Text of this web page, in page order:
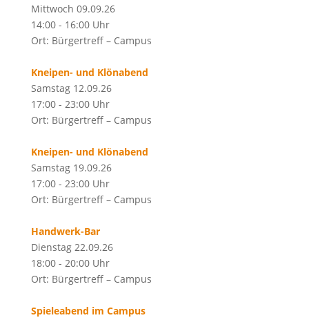
Mittwoch 09.09.26
14:00 - 16:00 Uhr
Ort: Bürgertreff – Campus
Kneipen- und Klönabend
Samstag 12.09.26
17:00 - 23:00 Uhr
Ort: Bürgertreff – Campus
Kneipen- und Klönabend
Samstag 19.09.26
17:00 - 23:00 Uhr
Ort: Bürgertreff – Campus
Handwerk-Bar
Dienstag 22.09.26
18:00 - 20:00 Uhr
Ort: Bürgertreff – Campus
Spieleabend im Campus